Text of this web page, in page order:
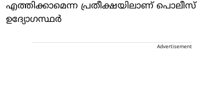
എത്തിക്കാമെന്ന പ്രതീക്ഷയിലാണ് പൊലീസ്
ഉദ്യോഗസ്ഥർ
Advertisement